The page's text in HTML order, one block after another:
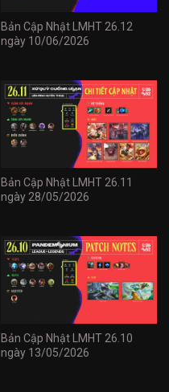
Bản Cập Nhật LMHT 26.12
ngày 10/06/2026
Bản Cập Nhật LMHT 26.11
ngày 28/05/2026
Bản Cập Nhật LMHT 26.10
ngày 13/05/2026